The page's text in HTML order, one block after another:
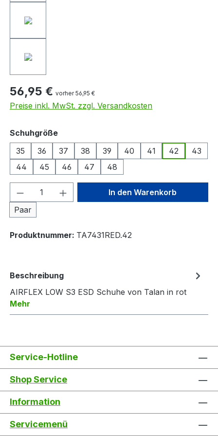
56,95 € vorher 56,95 €
Preise inkl. MwSt. zzgl. Versandkosten
Schuhgrößeauswählen
35
36 37 38 39 40 41 42
43
44
45 46 47 48
Produkt Anzahl: Gib den
Paar
In den Warenkorb
Produktnummer: TA7431RED.42
Beschreibung
AIRFLEX LOW S3 ESD Schuhe von Talan in rot
Mehr
Service-Hotline
Shop Service
Information
Servicemenü